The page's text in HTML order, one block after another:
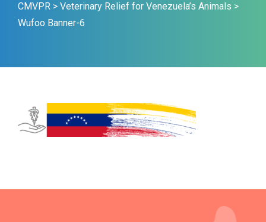
CMVPR > Veterinary Relief for Venezuela’s Animals >
Wufoo Banner-6